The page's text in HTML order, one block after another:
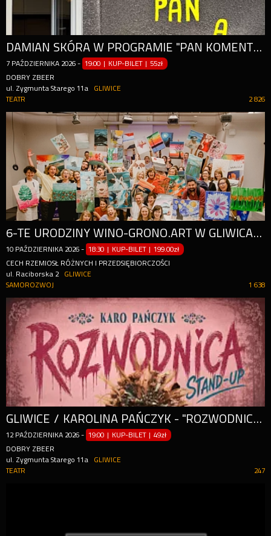
DAMIAN SKÓRA W PROGRAMIE "PAN KOMENTARZ" + POLSKA KOMENTUJĄCA NA ŻYWO
7 PAŹDZIERNIKA 2026 - 19:00 | KUP-BILET | 55zł
DOBRY ZBEER
ul. Zygmunta Starego 11a
GLIWICE
2 826
TEATR
6-TE URODZINY WINO-GRONO.ART W GLIWICACH!
10 PAŹDZIERNIKA 2026 - 18:30 | KUP-BILET |199.00zł
CECH RZEMIOSŁ RÓŻNYCH I PRZEDSIĘBIORCZOŚCI
ul. Raciborska 2
GLIWICE
1 638
SAMOROZWOJ
GLIWICE / KAROLINA PAŃCZYK - "ROZWODNICA" / STAND-UP / 12.10.2026 R. / GODZ. 19:00
12 PAŹDZIERNIKA 2026 - 19:00 | KUP-BILET |49zł
DOBRY ZBEER
ul. Zygmunta Starego 11a
GLIWICE
247
TEATR